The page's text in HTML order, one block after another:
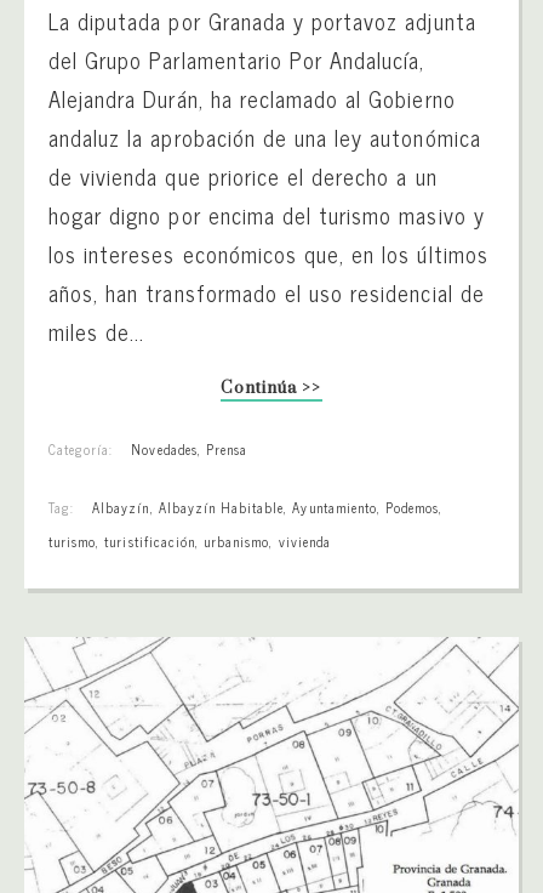
La diputada por Granada y portavoz adjunta
del Grupo Parlamentario Por Andalucía,
Alejandra Durán, ha reclamado al Gobierno
andaluz la aprobación de una ley autonómica
de vivienda que priorice el derecho a un
hogar digno por encima del turismo masivo y
los intereses económicos que, en los últimos
años, han transformado el uso residencial de
miles de...
Continúa >>
Categoría: Novedades, Prensa
Tag: Albayzín, Albayzín Habitable,Ayuntamiento, Podemos,
turismo,turistificación, urbanismo, vivienda